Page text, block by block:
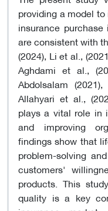
providing a model
insurance
are consistent with
(2024), Li et al.,
Aghdami et al.,
Abdolsalam
Allahyari et al.,
plays a vital role in
and improving
findings show that
problem-solving
customers'
products. This
quality is a key